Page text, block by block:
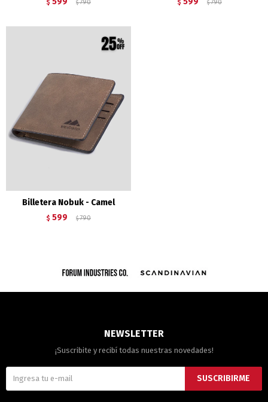
$ $ 790 $ $ 790
Billetera Nobuk - Camel
$ 599 $ 790
NEWSLETTER
¡Suscribite y recibí todas nuestras novedades!
SUSCRIBIRME